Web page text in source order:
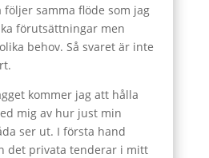
samma flöde som jag
förutsättningar men
behov. Så svaret är inte
kommer jag att hålla
mig av hur just min
ser ut. I första hand
det privata tenderar i mitt